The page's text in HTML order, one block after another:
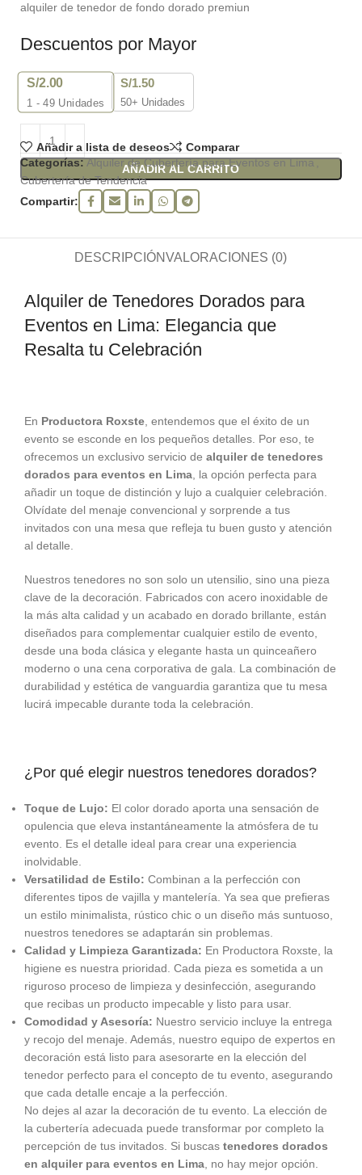
alquiler de tenedor de fondo dorado premiun
Descuentos por Mayor
S/2.00
1 - 49 Unidades
S/1.50
50+ Unidades
AÑADIR AL CARRITO
Añadir a lista de deseos
Comparar
Categorías:Alquiler de Cubertería para Eventos en Lima,
Cubertería de Tendencia
Compartir:
DESCRIPCIÓNVALORACIONES (0)
Alquiler de Tenedores Dorados para
Eventos en Lima: Elegancia que
Resalta tu Celebración
En Productora Roxste, entendemos que el éxito de un
evento se esconde en los pequeños detalles. Por eso, te
ofrecemos un exclusivo servicio de alquiler de tenedores
dorados para eventos en Lima, la opción perfecta para
añadir un toque de distinción y lujo a cualquier celebración.
Olvídate del menaje convencional y sorprende a tus
invitados con una mesa que refleja tu buen gusto y atención
al detalle.
Nuestros tenedores no son solo un utensilio, sino una pieza
clave de la decoración. Fabricados con acero inoxidable de
la más alta calidad y un acabado en dorado brillante, están
diseñados para complementar cualquier estilo de evento,
desde una boda clásica y elegante hasta un quinceañero
moderno o una cena corporativa de gala. La combinación de
durabilidad y estética de vanguardia garantiza que tu mesa
lucirá impecable durante toda la celebración.
¿Por qué elegir nuestros tenedores dorados?
Toque de Lujo: El color dorado aporta una sensación de
opulencia que eleva instantáneamente la atmósfera de tu
evento. Es el detalle ideal para crear una experiencia
inolvidable.
Versatilidad de Estilo: Combinan a la perfección con
diferentes tipos de vajilla y mantelería. Ya sea que prefieras
un estilo minimalista, rústico chic o un diseño más suntuoso,
nuestros tenedores se adaptarán sin problemas.
Calidad y Limpieza Garantizada: En Productora Roxste, la
higiene es nuestra prioridad. Cada pieza es sometida a un
riguroso proceso de limpieza y desinfección, asegurando
que recibas un producto impecable y listo para usar.
Comodidad y Asesoría: Nuestro servicio incluye la entrega
y recojo del menaje. Además, nuestro equipo de expertos en
decoración está listo para asesorarte en la elección del
tenedor perfecto para el concepto de tu evento, asegurando
que cada detalle encaje a la perfección.
No dejes al azar la decoración de tu evento. La elección de
la cubertería adecuada puede transformar por completo la
percepción de tus invitados. Si buscas tenedores dorados
en alquiler para eventos en Lima, no hay mejor opción.